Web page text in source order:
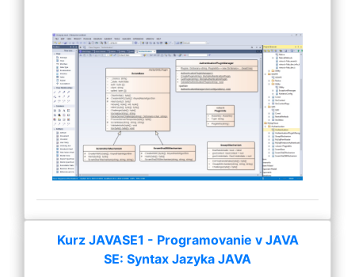
Kurz JAVASE1 - Programovanie v JAVA
SE: Syntax Jazyka JAVA